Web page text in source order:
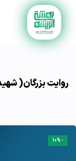
روایت بزرگان(
-10%